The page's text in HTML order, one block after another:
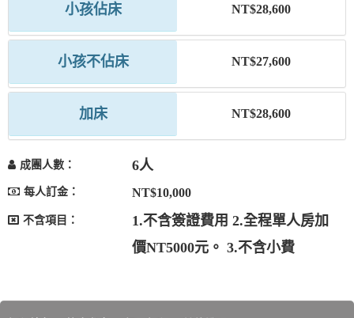
小孩佔床 NT$28,600
小孩不佔床 NT$27,600
加床 NT$28,600
成團人數： 6人
每人訂金： NT$10,000
不含項目：
1.不含簽證費用 2.全程單人房加
價NT5000元。 3.不含小費